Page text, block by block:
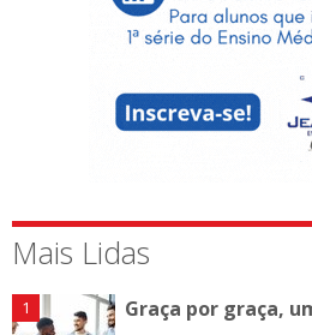
Mais Lidas
Graça por graça,